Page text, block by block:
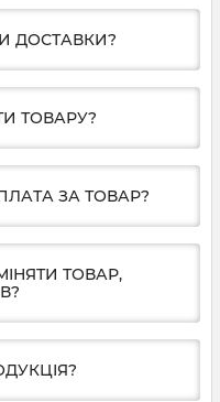
ДОСТАВКИ?
ТОВАРУ?
ЗА ТОВАР?
ТОВАР,